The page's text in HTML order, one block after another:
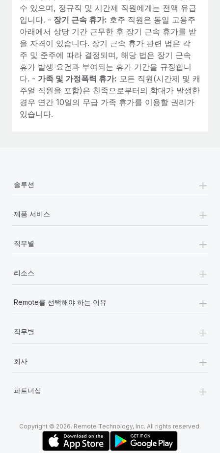
수 있으며, 정규직 및 시간제 직원에게는 전액 유급
입니다. - 장기 근속 휴가: 호주 직원은 동일 고용주
아래에서 상당 기간 근무한 후 장기 근속 휴가를 받
을 자격이 있습니다. 장기 근속 휴가 관련 법은 각
주 및 준주에 따라 결정되며, 해당 법은 장기 근속
휴가 발생 요건과 부여되는 휴가 기간을 규정합니
다. - 가족 및 가정폭력 휴가: 모든 직원(시간제 및 캐
주얼 직원을 포함)은 친족으로부터의 학대가 발생한
경우 연간 10일의 무급 가족 휴가를 이용할 권리가
있습니다.
솔루션 +
제품 서비스 +
직무별 +
리소스 +
Remote를 선택해야 하는 이유 +
직무별 +
회사 +
파트너십 +
Copyright © 2026. Remote Technology, Inc. All rights reserved.